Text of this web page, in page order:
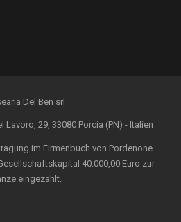
Del Ben srl
Lavoro, 29, 33080 Porcia (PN) - Italien
im Firmenbuch von Pordenone
40.000,00 Euro zur
eingezahlt.